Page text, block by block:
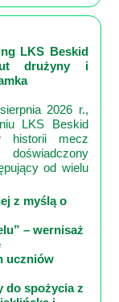
LKS Beskid
drużyny i
2026 r.,
LKS Beskid
historii mecz
od wielu
z myślą o
– wernisaż
uczniów
do spożycia z